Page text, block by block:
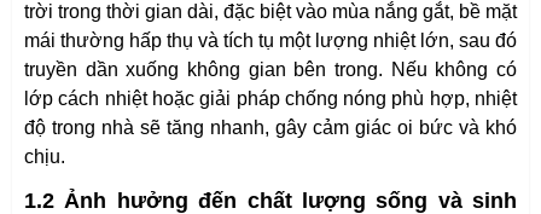
trời trong thời gian dài, đặc biệt vào mùa nắng gắt, bề mặt
mái thường hấp thụ và tích tụ một lượng nhiệt lớn, sau đó
truyền dần xuống không gian bên trong. Nếu không có
lớp cách nhiệt hoặc giải pháp chống nóng phù hợp, nhiệt
độ trong nhà sẽ tăng nhanh, gây cảm giác oi bức và khó
chịu.
1.2 Ảnh hưởng đến chất lượng sống và sinh